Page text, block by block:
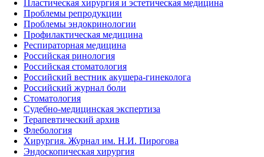
Пластическая хирургия и эстетическая медицина
Проблемы репродукции
Проблемы эндокринологии
Профилактическая медицина
Респираторная медицина
Российская ринология
Российская стоматология
Российский вестник акушера-гинеколога
Российский журнал боли
Стоматология
Судебно-медицинская экспертиза
Терапевтический архив
Флебология
Хирургия. Журнал им. Н.И. Пирогова
Эндоскопическая хирургия